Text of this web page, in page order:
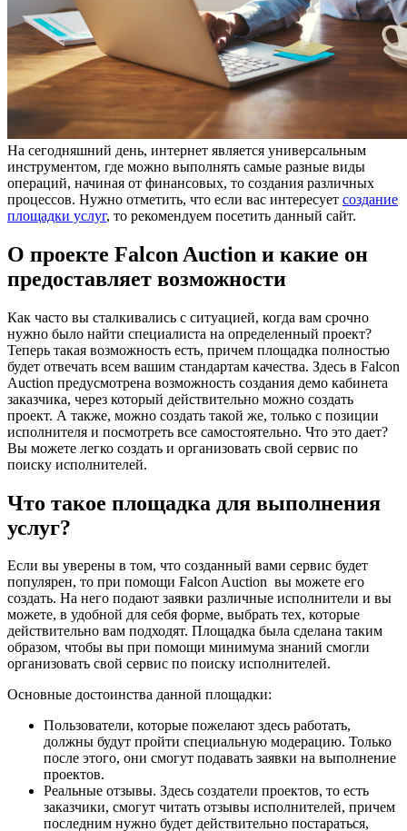
На сегодняшний день, интернет является универсальным
инструментом, где можно выполнять самые разные виды
операций, начиная от финансовых, то создания различных
процессов. Нужно отметить, что если вас интересует создание
площадки услуг, то рекомендуем посетить данный сайт.
О проекте Falcon Auction и какие он
предоставляет возможности
Как часто вы сталкивались с ситуацией, когда вам срочно
нужно было найти специалиста на определенный проект?
Теперь такая возможность есть, причем площадка полностью
будет отвечать всем вашим стандартам качества. Здесь в Falcon
Auction предусмотрена возможность создания демо кабинета
заказчика, через который действительно можно создать
проект. А также, можно создать такой же, только с позиции
исполнителя и посмотреть все самостоятельно. Что это дает?
Вы можете легко создать и организовать свой сервис по
поиску исполнителей.
Что такое площадка для выполнения
услуг?
Если вы уверены в том, что созданный вами сервис будет
популярен, то при помощи Falcon Auction вы можете его
создать. На него подают заявки различные исполнители и вы
можете, в удобной для себя форме, выбрать тех, которые
действительно вам подходят. Площадка была сделана таким
образом, чтобы вы при помощи минимума знаний смогли
организовать свой сервис по поиску исполнителей.
Основные достоинства данной площадки:
Пользователи, которые пожелают здесь работать,
должны будут пройти специальную модерацию. Только
после этого, они смогут подавать заявки на выполнение
проектов.
Реальные отзывы. Здесь создатели проектов, то есть
заказчики, смогут читать отзывы исполнителей, причем
последним нужно будет действительно постараться,